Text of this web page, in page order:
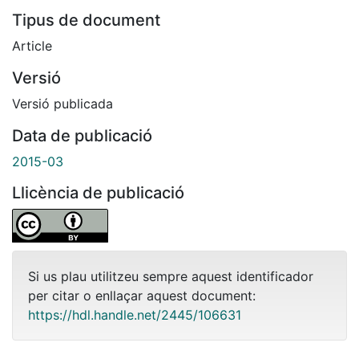
Tipus de document
Article
Versió
Versió publicada
Data de publicació
2015-03
Llicència de publicació
Si us plau utilitzeu sempre aquest identificador
per citar o enllaçar aquest document:
https://hdl.handle.net/2445/106631